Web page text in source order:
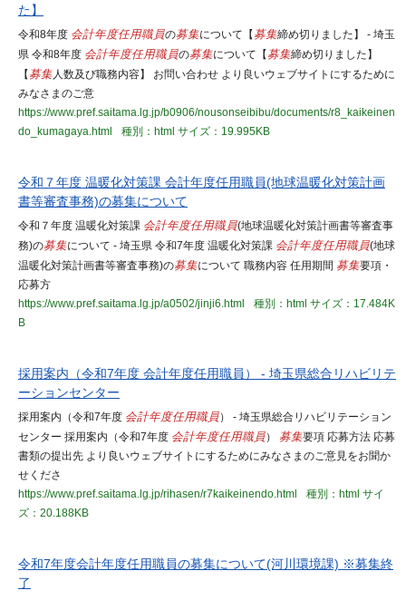
た】
令和8年度 会計年度任用職員の募集について【 募集締め切りました】 - 埼玉
県 令和8年度 会計年度任用職員の募集について【 募集締め切りました】
【 募集人数及び職務内容】 お問い合わせ より良いウェブサイトにするために
みなさまのご意
https://www.pref.saitama.lg.jp/b0906/nousonseibibu/documents/r8_kaikeinen
do_kumagaya.html
種別：html サイズ：19.995KB
令和７年度 温暖化対策課 会計年度任用職員(地球温暖化対策計画
書等審査事務)の募集について
令和７年度 温暖化対策課 会計年度任用職員(地球温暖化対策計画書等審査事
務)の募集について - 埼玉県 令和7年度 温暖化対策課 会計年度任用職員(地球
温暖化対策計画書等審査事務)の募集について 職務内容 任用期間 募集要項・
応募方
https://www.pref.saitama.lg.jp/a0502/jinji6.html
種別：html サイズ：17.484K
B
採用案内（令和7年度 会計年度任用職員） - 埼玉県総合リハビリテ
ーションセンター
採用案内（令和7年度 会計年度任用職員） - 埼玉県総合リハビリテーション
センター 採用案内（令和7年度 会計年度任用職員） 募集要項 応募方法 応募
書類の提出先 より良いウェブサイトにするためにみなさまのご意見をお聞か
せくださ
https://www.pref.saitama.lg.jp/rihasen/r7kaikeinendo.html
種別：html サイ
ズ：20.188KB
令和7年度会計年度任用職員の募集について(河川環境課) ※募集終
了